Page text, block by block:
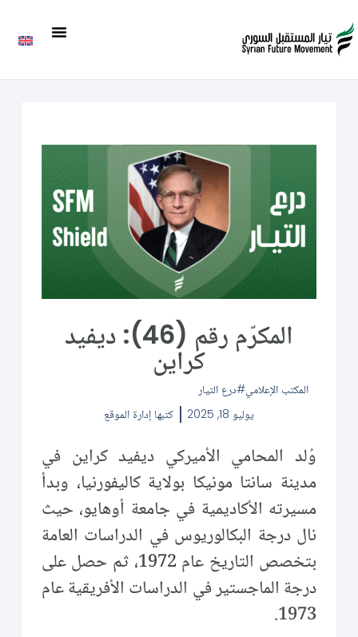
المكرّم رقم (46): ديفيد
كراين
المكتب الإعلامي درع التيار
يوليو 18, 2025
كتبها إدارة الموقع
وُلد المحامي الأميركي ديفيد كراين في
مدينة سانتا مونيكا بولاية كاليفورنيا، وبدأ
مسيرته الأكاديمية في جامعة أوهايو، حيث
نال درجة البكالوريوس في الدراسات العامة
بتخصص التاريخ عام 1972، ثم حصل على
درجة الماجستير في الدراسات الأفريقية عام
1973.